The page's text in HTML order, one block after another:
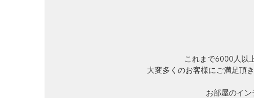
これまで6000人以
大変多くのお客様にご満足
お部屋のイ